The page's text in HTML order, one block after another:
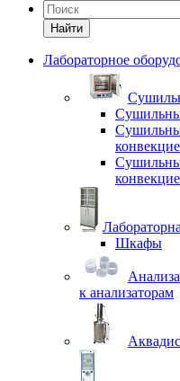
Найти
Лабораторное
Шкафы
к анализаторам